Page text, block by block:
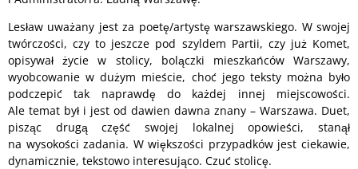
Lesław uważany jest za poetę/artystę warszawskiego. W swojej
twórczości, czy to jeszcze pod szyldem Partii, czy już Komet,
opisywał życie w stolicy, bolączki mieszkańców Warszawy,
wyobcowanie w dużym mieście, choć jego teksty można było
podczepić tak naprawdę do każdej innej miejscowości.
Ale temat był i jest od dawien dawna znany – Warszawa. Duet,
pisząc drugą część swojej lokalnej opowieści, stanął
na wysokości zadania. W większości przypadków jest ciekawie,
dynamicznie, tekstowo interesująco. Czuć stolicę.